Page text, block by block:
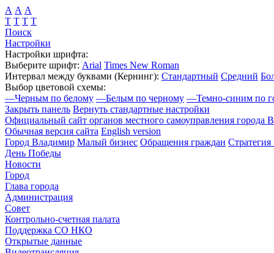
А А А
Т Т Т Т
Поиск
Настройки
Настройки шрифта:
Выберите шрифт: Arial Times New Roman
Интервал между буквами (Кернинг): Стандартный Средний
Выбор цветовой схемы:
—Черным по белому —Белым по черному —Темно-синим по
Закрыть панель Вернуть стандартные настройки
Официальный сайт органов местного самоуправления города
Обычная версия сайта English version
Город Владимир Малый бизнес Обращения граждан Стратегия
День Победы
Новости
Город
Глава города
Администрация
Совет
Контрольно-счетная палата
Поддержка СО НКО
Открытые данные